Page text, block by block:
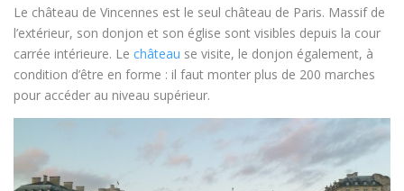
Le château de Vincennes est le seul château de Paris. Massif de
l’extérieur, son donjon et son église sont visibles depuis la cour
carrée intérieure. Le château se visite, le donjon également, à
condition d’être en forme : il faut monter plus de 200 marches
pour accéder au niveau supérieur.